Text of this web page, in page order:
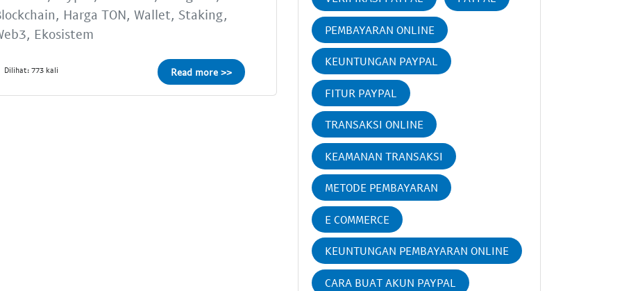
Harga TON, Wallet, Staking,
Ekosistem
Dilihat: 773 kali Read more >>
PEMBAYARAN ONLINE
KEUNTUNGAN PAYPAL
FITUR PAYPAL
TRANSAKSI ONLINE
KEAMANAN TRANSAKSI
METODE PEMBAYARAN
E COMMERCE
KEUNTUNGAN PEMBAYARAN ONLINE
CARA BUAT AKUN PAYPAL